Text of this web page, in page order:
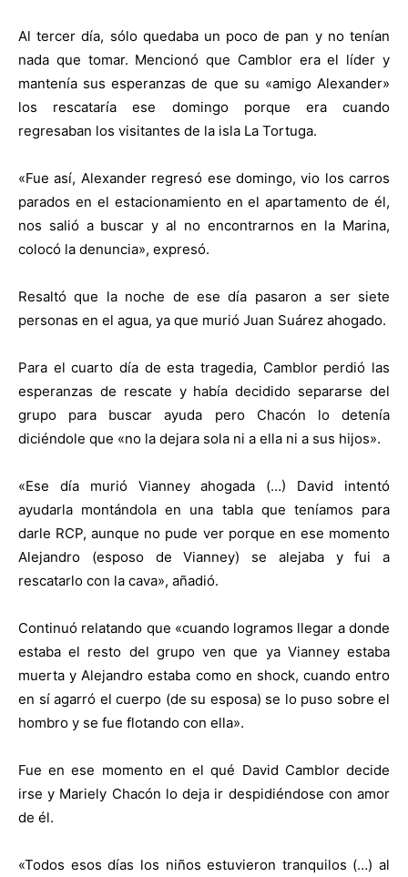
Al tercer día, sólo quedaba un poco de pan y no tenían
nada que tomar. Mencionó que Camblor era el líder y
mantenía sus esperanzas de que su «amigo Alexander»
los rescataría ese domingo porque era cuando
regresaban los visitantes de la isla La Tortuga.
«Fue así, Alexander regresó ese domingo, vio los carros
parados en el estacionamiento en el apartamento de él,
nos salió a buscar y al no encontrarnos en la Marina,
colocó la denuncia», expresó.
Resaltó que la noche de ese día pasaron a ser siete
personas en el agua, ya que murió Juan Suárez ahogado.
Para el cuarto día de esta tragedia, Camblor perdió las
esperanzas de rescate y había decidido separarse del
grupo para buscar ayuda pero Chacón lo detenía
diciéndole que «no la dejara sola ni a ella ni a sus hijos».
«Ese día murió Vianney ahogada (…) David intentó
ayudarla montándola en una tabla que teníamos para
darle RCP, aunque no pude ver porque en ese momento
Alejandro (esposo de Vianney) se alejaba y fui a
rescatarlo con la cava», añadió.
Continuó relatando que «cuando logramos llegar a donde
estaba el resto del grupo ven que ya Vianney estaba
muerta y Alejandro estaba como en shock, cuando entro
en sí agarró el cuerpo (de su esposa) se lo puso sobre el
hombro y se fue flotando con ella».
Fue en ese momento en el qué David Camblor decide
irse y Mariely Chacón lo deja ir despidiéndose con amor
de él.
«Todos esos días los niños estuvieron tranquilos (…) al